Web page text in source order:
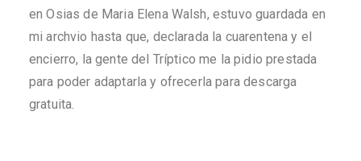
en Osias de Maria Elena Walsh, estuvo guardada en
mi archvio hasta que, declarada la cuarentena y el
encierro, la gente del Tríptico me la pidio prestada
para poder adaptarla y ofrecerla para descarga
gratuita.